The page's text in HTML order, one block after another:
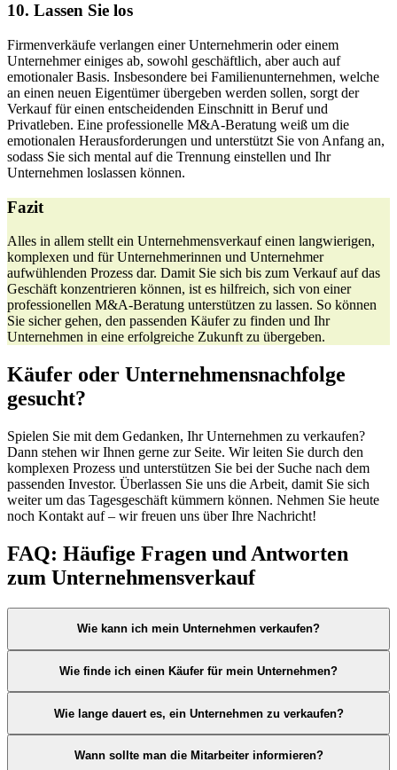
10. Lassen Sie los
Firmenverkäufe verlangen einer Unternehmerin oder einem
Unternehmer einiges ab, sowohl geschäftlich, aber auch auf
emotionaler Basis. Insbesondere bei Familienunternehmen, welche
an einen neuen Eigentümer übergeben werden sollen, sorgt der
Verkauf für einen entscheidenden Einschnitt in Beruf und
Privatleben. Eine professionelle M&A-Beratung weiß um die
emotionalen Herausforderungen und unterstützt Sie von Anfang an,
sodass Sie sich mental auf die Trennung einstellen und Ihr
Unternehmen loslassen können.
Fazit
Alles in allem stellt ein Unternehmensverkauf einen langwierigen,
komplexen und für Unternehmerinnen und Unternehmer
aufwühlenden Prozess dar. Damit Sie sich bis zum Verkauf auf das
Geschäft konzentrieren können, ist es hilfreich, sich von einer
professionellen M&A-Beratung unterstützen zu lassen. So können
Sie sicher gehen, den passenden Käufer zu finden und Ihr
Unternehmen in eine erfolgreiche Zukunft zu übergeben.
Käufer oder Unternehmensnachfolge
gesucht?
Spielen Sie mit dem Gedanken, Ihr Unternehmen zu verkaufen?
Dann stehen wir Ihnen gerne zur Seite. Wir leiten Sie durch den
komplexen Prozess und unterstützen Sie bei der Suche nach dem
passenden Investor. Überlassen Sie uns die Arbeit, damit Sie sich
weiter um das Tagesgeschäft kümmern können. Nehmen Sie heute
noch Kontakt auf – wir freuen uns über Ihre Nachricht!
FAQ: Häufige Fragen und Antworten
zum Unternehmensverkauf
Wie kann ich mein Unternehmen verkaufen?
Wie finde ich einen Käufer für mein Unternehmen?
Wie lange dauert es, ein Unternehmen zu verkaufen?
Wann sollte man die Mitarbeiter informieren?